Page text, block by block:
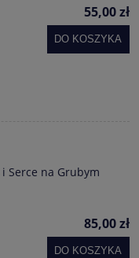
55,00 zł
DO KOSZYKA
Serce na Grubym
85,00 zł
DO KOSZYKA